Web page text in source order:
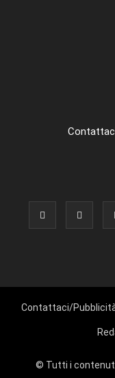
Contattaci/
© Tutti i